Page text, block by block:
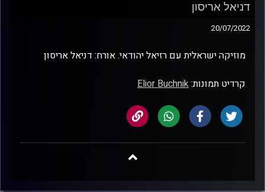
דניאל אריסון
20/07/2022
מוזיקה ישראלית עם רזיאל יהודאי. אורח: דניאל אריסון
קרדיט תמונות:Elior Buchnik